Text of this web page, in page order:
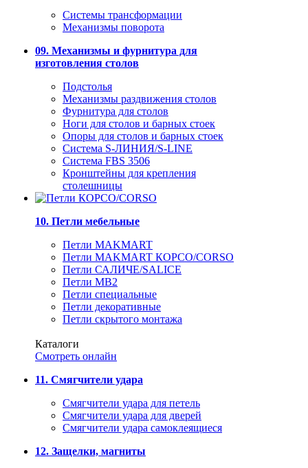
Системы трансформации
Механизмы поворота
09. Механизмы и фурнитура для
изготовления столов
Подстолья
Механизмы раздвижения столов
Фурнитура для столов
Ноги для столов и барных стоек
Опоры для столов и барных стоек
Система S-ЛИНИЯ/S-LINE
Система FBS 3506
Кронштейны для крепления
столешницы
10. Петли мебельные
Петли MAKMART
Петли MAKMART КОРСО/CORSO
Петли САЛИЧЕ/SALICE
Петли MB2
Петли специальные
Петли декоративные
Петли скрытого монтажа
Каталоги
Смотреть онлайн
11. Смягчители удара
Смягчители удара для петель
Смягчители удара для дверей
Cмягчители удара самоклеящиеся
12. Защелки, магниты